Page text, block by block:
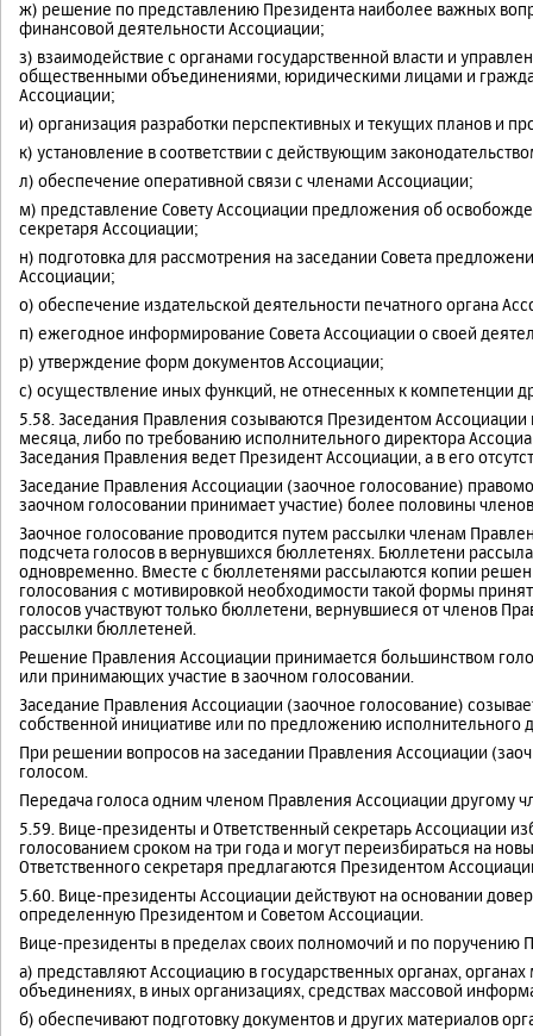
ж) решение по представлению Президента наиболее важных
финансовой деятельности Ассоциации;
з) взаимодействие с органами государственной власти и
общественными объединениями, юридическими лицами и
Ассоциации;
и) организация разработки перспективных и текущих планов и
к) установление в соответствии с действующим
л) обеспечение оперативной связи с членами Ассоциации;
м) представление Совету Ассоциации предложения об
секретаря Ассоциации;
н) подготовка для рассмотрения на заседании Совета
Ассоциации;
о) обеспечение издательской деятельности печатного органа
п) ежегодное информирование Совета Ассоциации о своей
р) утверждение форм документов Ассоциации;
с) осуществление иных функций, не отнесенных к компетенции
5.58. Заседания Правления созываются Президентом
месяца, либо по требованию исполнительного директора
Заседания Правления ведет Президент Ассоциации, а в его
Заседание Правления Ассоциации (заочное голосование)
заочном голосовании принимает участие) более половины
Заочное голосование проводится путем рассылки членам
подсчета голосов в вернувшихся бюллетенях. Бюллетени
одновременно. Вместе с бюллетенями рассылаются копии
голосования с мотивировкой необходимости такой формы
голосов участвуют только бюллетени, вернувшиеся от членов
рассылки бюллетеней.
Решение Правления Ассоциации принимается большинством
или принимающих участие в заочном голосовании.
Заседание Правления Ассоциации (заочное голосование)
собственной инициативе или по предложению исполнительного
При решении вопросов на заседании Правления Ассоциации
голосом.
Передача голоса одним членом Правления Ассоциации другому
5.59. Вице-президенты и Ответственный секретарь Ассоциации
голосованием сроком на три года и могут переизбираться на
Ответственного секретаря предлагаются Президентом
5.60. Вице-президенты Ассоциации действуют на основании
определенную Президентом и Советом Ассоциации.
Вице-президенты в пределах своих полномочий и по поручению
а) представляют Ассоциацию в государственных органах,
объединениях, в иных организациях, средствах массовой
б) обеспечивают подготовку документов и других материалов